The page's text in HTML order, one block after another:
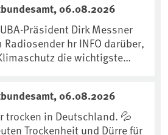
06.08.2026
Präsident Dirk Messner
hr INFO darüber,
episode/urn
06.08.2026
trocken in Deutschland. 💦
Trockenheit und Dürre für